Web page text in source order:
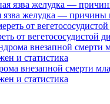
язва желудка — причины
от вегетососудистой
внезапной смерти
и статистика